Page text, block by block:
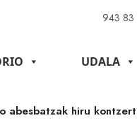
943
UDALA
abesbatzak hiru